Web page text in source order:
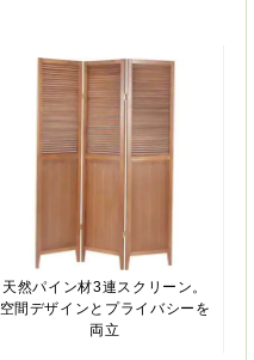
天然パイン材3連スクリーン。
空間デザインとプライバシーを
両立